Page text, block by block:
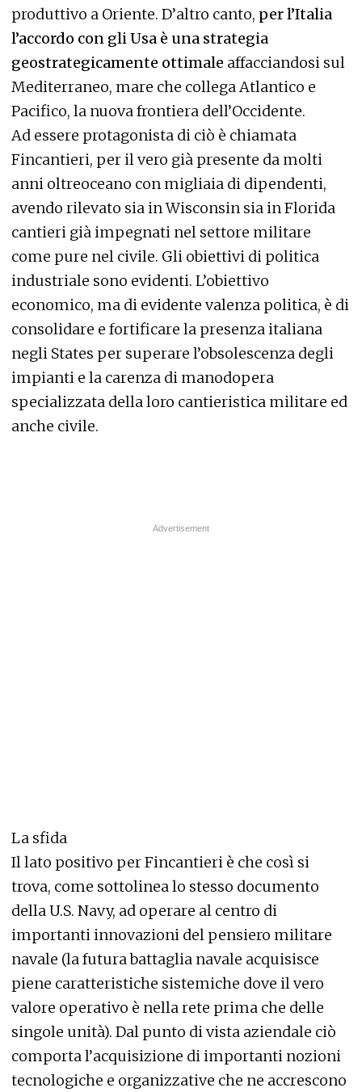
produttivo a Oriente. D’altro canto, per l’Italia
l’accordo con gli Usa è una strategia
geostrategicamente ottimale affacciandosi sul
Mediterraneo, mare che collega Atlantico e
Pacifico, la nuova frontiera dell’Occidente.
Ad essere protagonista di ciò è chiamata
Fincantieri, per il vero già presente da molti
anni oltreoceano con migliaia di dipendenti,
avendo rilevato sia in Wisconsin sia in Florida
cantieri già impegnati nel settore militare
come pure nel civile. Gli obiettivi di politica
industriale sono evidenti. L’obiettivo
economico, ma di evidente valenza politica, è di
consolidare e fortificare la presenza italiana
negli States per superare l’obsolescenza degli
impianti e la carenza di manodopera
specializzata della loro cantieristica militare ed
anche civile.
La sfida
Il lato positivo per Fincantieri è che così si
trova, come sottolinea lo stesso documento
della U.S. Navy, ad operare al centro di
importanti innovazioni del pensiero militare
navale (la futura battaglia navale acquisisce
piene caratteristiche sistemiche dove il vero
valore operativo è nella rete prima che delle
singole unità). Dal punto di vista aziendale ciò
comporta l’acquisizione di importanti nozioni
tecnologiche e organizzative che ne accrescono